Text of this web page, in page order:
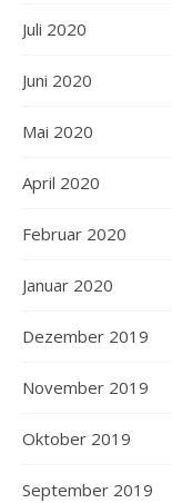
Juli 2020
Juni 2020
Mai 2020
April 2020
Februar 2020
Januar 2020
Dezember 2019
November 2019
Oktober 2019
September 2019